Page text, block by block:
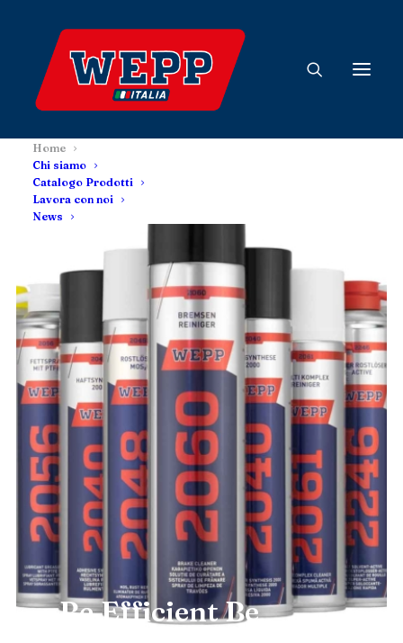
Home
Chi siamo
Catalogo Prodotti
Lavora con noi
News
BeEfficientBe
Protected